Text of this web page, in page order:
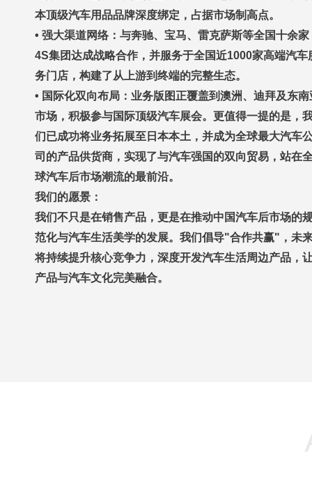
本顶级汽车用品品牌深度绑定，占据市场制高点。
• 强大渠道网络：与奔驰、宝马、雷克萨斯等全国十余家
4S集团达成战略合作，并服务于全国近1000家高端汽车
务门店，构建了从上游到终端的完整生态。
• 国际化双向布局：业务版图正覆盖到澳洲、迪拜及东南
市场，积极参与国际顶级汽车展会。更值得一提的是，
们已成功将业务拓展至日本本土，并成为全球最大汽车
司的产品供货商，实现了与汽车强国的双向贸易，站在
球汽车后市场潮流的最前沿。
我们的愿景：
我们不只是在销售产品，更是在推动中国汽车后市场的
范化与汽车生活美学的发展。我们倡导"合作共赢"，未
将持续提升核心竞争力，深度开发汽车生活周边产品，
产品与汽车文化完美融合。